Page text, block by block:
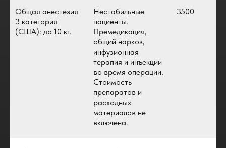
Общая анестезия
3 категория
(США): до 10 кг.
Нестабильные
пациенты.
Премедикация,
общий наркоз,
инфузионная
терапия и инъекции
во время операции.
Стоимость
препаратов и
расходных
материалов не
включена.
3500